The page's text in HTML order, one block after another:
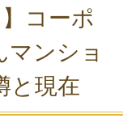
コーポ
マンショ
と現在